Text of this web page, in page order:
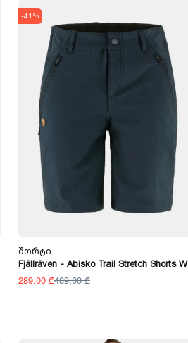
-41%
Შორტი
Fjällräven - Abisko Trail Stretch Shorts W
289,00 ₾489,00 ₾